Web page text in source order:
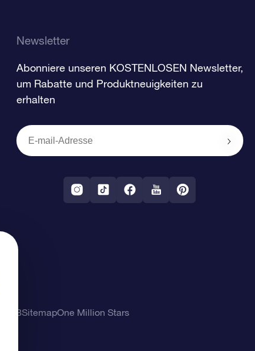
Newsletter
Abonniere unseren KOSTENLOSEN Newsletter,
um Rabatte und Produktneuigkeiten zu
erhalten
AGBSitemapOne Million Stars